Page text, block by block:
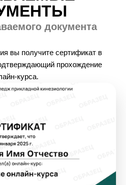
документа
вы получите сертификат в
прохождение
курса.